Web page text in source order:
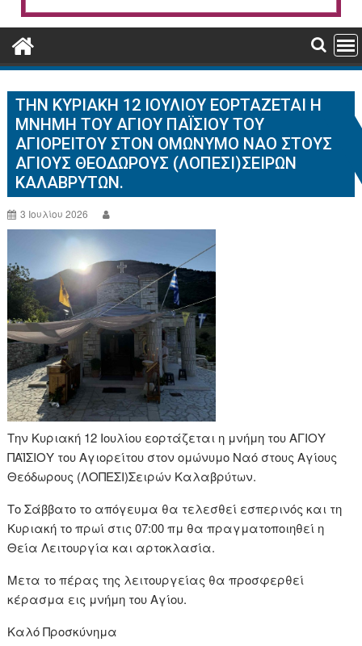
ΤΗΝ ΚΥΡΙΑΚΉ 12 ΙΟΥΛΊΟΥ ΕΟΡΤΆΖΕΤΑΙ Η
ΜΝΉΜΗ ΤΟΥ ΑΓΙΟΥ ΠΑΪΣΙΟΥ ΤΟΥ
ΑΓΙΟΡΕΊΤΟΥ ΣΤΟΝ ΟΜΏΝΥΜΟ ΝΑΌ ΣΤΟΥΣ
ΑΓΊΟΥΣ ΘΕΌΔΩΡΟΥΣ (ΛΟΠΕΣΙ)ΣΕΙΡΏΝ
ΚΑΛΑΒΡΎΤΩΝ.
3 Ιουλίου 2026
Την Κυριακή 12 Ιουλίου εορτάζεται η μνήμη του ΑΓΙΟΥ
ΠΑΪΣΙΟΥ του Αγιορείτου στον ομώνυμο Ναό στους Αγίους
Θεόδωρους (ΛΟΠΕΣΙ)Σειρών Καλαβρύτων.
Το Σάββατο το απόγευμα θα τελεσθεί εσπερινός και τη
Κυριακή το πρωί στις 07:00 πμ θα πραγματοποιηθεί η
Θεία Λειτουργία και αρτοκλασία.
Μετα το πέρας της λειτουργείας θα προσφερθεί
κέρασμα εις μνήμη του Αγίου.
Καλό Προσκύνημα